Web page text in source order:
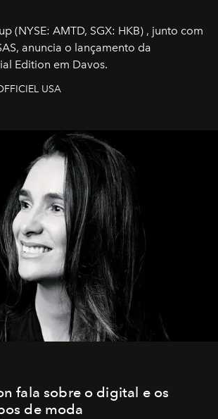
(NYSE: AMTD, SGX: HKB) , junto com
anuncia o lançamento da
Edition em Davos.
USA
fala sobre o digital e os
de moda